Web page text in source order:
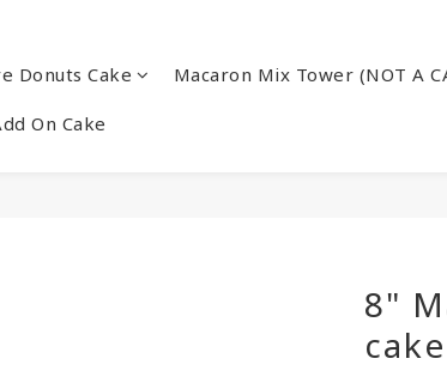
Donuts Cake Macaron Mix Tower (NOT A
On Cake
8"
cake